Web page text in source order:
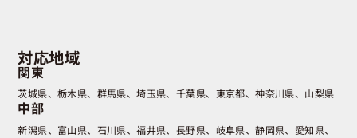
対応地域
関東
茨城県 栃木県 群馬県 埼玉県 千葉県 東京都 神奈川県 山梨県
中部
新潟県 富山県 石川県 福井県 長野県 岐阜県 静岡県
愛知県